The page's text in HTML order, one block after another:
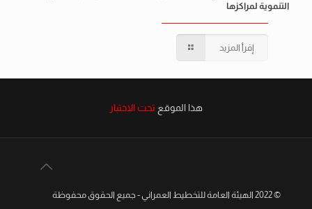
التنموية لمراكزها
إقرأ المزيد
هذا الموقع تحت الاختبار
© 2022 الهيئة العامة للتخطيط العمراني - جميع الحقوق محفوظة